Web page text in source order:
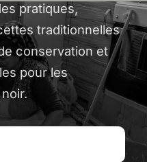
pratiques,
traditionnelles
conservation et
pour les